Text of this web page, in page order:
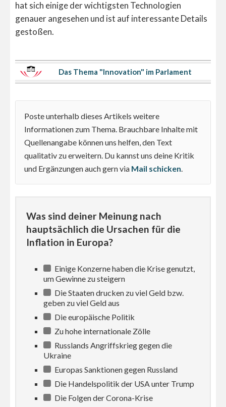
hat sich einige der wichtigsten Technologien
genauer angesehen und ist auf interessante Details
gestoßen.
Das Thema "Innovation" im Parlament
Poste unterhalb dieses Artikels weitere
Informationen zum Thema. Brauchbare Inhalte mit
Quellenangabe können uns helfen, den Text
qualitativ zu erweitern. Du kannst uns deine Kritik
und Ergänzungen auch gern via Mail schicken.
Was sind deiner Meinung nach
hauptsächlich die Ursachen für die
Inflation in Europa?
Einige Konzerne haben die Krise genutzt,
um Gewinne zu steigern
Die Staaten drucken zu viel Geld bzw.
geben zu viel Geld aus
Die europäische Politik
Zu hohe internationale Zölle
Russlands Angriffskrieg gegen die
Ukraine
Europas Sanktionen gegen Russland
Die Handelspolitik der USA unter Trump
Die Folgen der Corona-Krise